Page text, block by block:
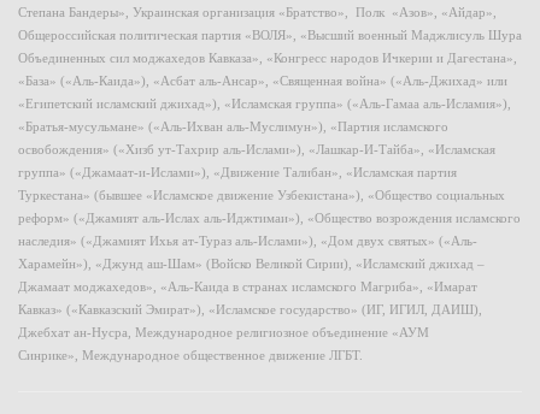
Степана Бандеры», Украинская организация «Братство», Полк «Азов», «Айдар»,
Общероссийская политическая партия «ВОЛЯ», «Высший военный Маджлисуль Шура
Объединенных сил моджахедов Кавказа», «Конгресс народов Ичкерии и Дагестана»,
«База» («Аль-Каида»), «Асбат аль-Ансар», «Священная война» («Аль-Джихад» или
«Египетский исламский джихад»), «Исламская группа» («Аль-Гамаа аль-Исламия»),
«Братья-мусульмане» («Аль-Ихван аль-Муслимун»), «Партия исламского
освобождения» («Хизб ут-Тахрир аль-Ислами»), «Лашкар-И-Тайба», «Исламская
группа» («Джамаат-и-Ислами»), «Движение Талибан», «Исламская партия
Туркестана» (бывшее «Исламское движение Узбекистана»), «Общество социальных
реформ» («Джамият аль-Ислах аль-Иджтимаи»), «Общество возрождения исламского
наследия» («Джамият Ихья ат-Тураз аль-Ислами»), «Дом двух святых» («Аль-
Харамейн»), «Джунд аш-Шам» (Войско Великой Сирии), «Исламский джихад –
Джамаат моджахедов», «Аль-Каида в странах исламского Магриба», «Имарат
Кавказ» («Кавказский Эмират»), «Исламское государство» (ИГ, ИГИЛ, ДАИШ),
Джебхат ан-Нусра, Международное религиозное объединение «АУМ
Синрике», Международное общественное движение ЛГБТ.